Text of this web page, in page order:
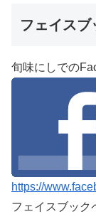
フェイスブ
旬味にしでの
https://
フェイスブック